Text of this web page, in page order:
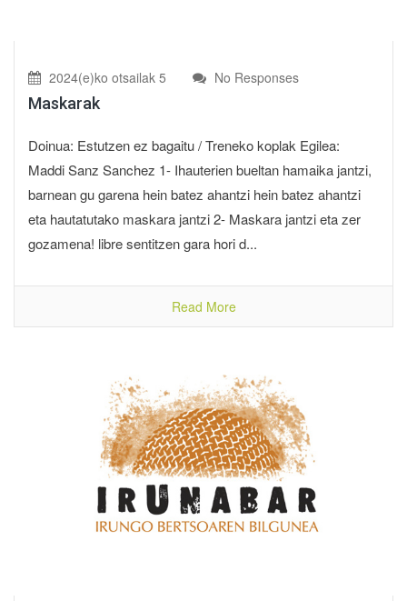
2024(e)ko otsailak 5 No Responses
Maskarak
Doinua: Estutzen ez bagaitu / Treneko koplak Egilea:
Maddi Sanz Sanchez 1- Ihauterien bueltan hamaika jantzi,
barnean gu garena hein batez ahantzi hein batez ahantzi
eta hautatutako maskara jantzi 2- Maskara jantzi eta zer
gozamena! libre sentitzen gara hori d...
Read More